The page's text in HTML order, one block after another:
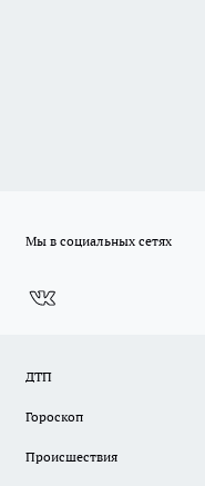
Мы в социальных сетях
ДТП
Гороскоп
Происшествия